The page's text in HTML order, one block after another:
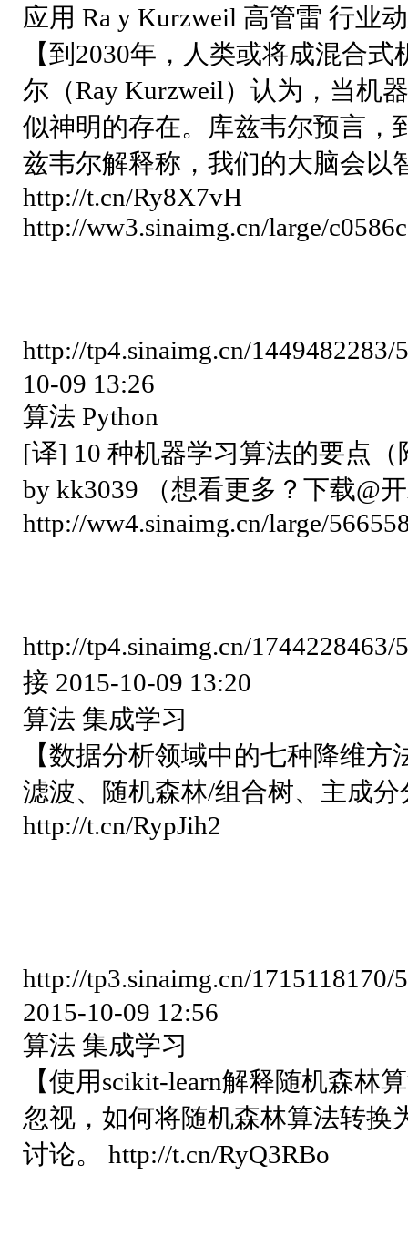
应用 Ra y Kurzweil 高管雷 行业
【到2030年，人类或将成混合
尔（Ray Kurzweil）认为，当机
似神明的存在。库兹韦尔预言，
兹韦尔解释称，我们的大脑会以
http://t.cn/Ry8X7vH
http://ww3.sinaimg.cn/large/
http://tp4.sinaimg.cn/
10-09 13:26
算法 Python
[译] 10 种机器学习算法的要点（
by kk3039 （想看更多？下载@
http://ww4.sinaimg.cn/large/
http://tp4.sinaimg.cn/
接 2015-10-09 13:20
算法 集成学习
【数据分析领域中的七种降维
滤波、随机森林/组合树、主成
http://t.cn/RypJih2
http://tp3.sinaimg.cn/
2015-10-09 12:56
算法 集成学习
【使用scikit-learn解释随机森林
忽视，如何将随机森林算法转换
讨论。 http://t.cn/RyQ3RBo